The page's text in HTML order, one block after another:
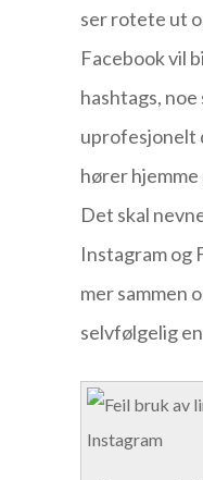
ser rotete ut
Facebook vil
hashtags, noe
uprofesjonelt
hører
Det skal
Instagram og
mer sammen
selvfølgelig